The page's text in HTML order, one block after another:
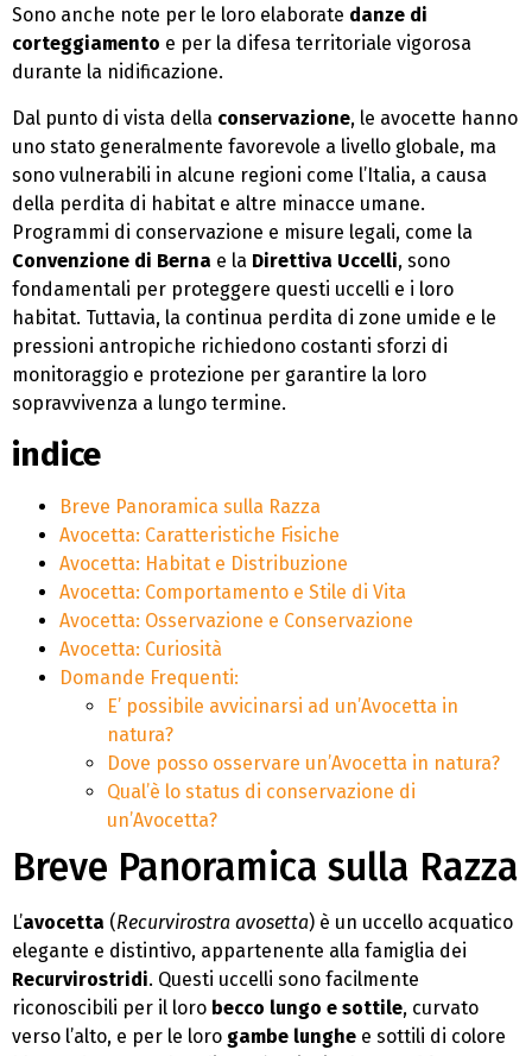
Sono anche note per le loro elaborate danze di
corteggiamento e per la difesa territoriale vigorosa
durante la nidificazione.
Dal punto di vista della conservazione, le avocette hanno
uno stato generalmente favorevole a livello globale, ma
sono vulnerabili in alcune regioni come l’Italia, a causa
della perdita di habitat e altre minacce umane.
Programmi di conservazione e misure legali, come la
Convenzione di Berna e la Direttiva Uccelli, sono
fondamentali per proteggere questi uccelli e i loro
habitat. Tuttavia, la continua perdita di zone umide e le
pressioni antropiche richiedono costanti sforzi di
monitoraggio e protezione per garantire la loro
sopravvivenza a lungo termine.
indice
Breve Panoramica sulla Razza
Avocetta: Caratteristiche Fisiche
Avocetta: Habitat e Distribuzione
Avocetta: Comportamento e Stile di Vita
Avocetta: Osservazione e Conservazione
Avocetta: Curiosità
Domande Frequenti:
E’ possibile avvicinarsi ad un’Avocetta in
natura?
Dove posso osservare un’Avocetta in natura?
Qual’è lo status di conservazione di
un’Avocetta?
Breve Panoramica sulla Razza
L’avocetta (Recurvirostra avosetta) è un uccello acquatico
elegante e distintivo, appartenente alla famiglia dei
Recurvirostridi. Questi uccelli sono facilmente
riconoscibili per il loro becco lungo e sottile, curvato
verso l’alto, e per le loro gambe lunghe e sottili di colore